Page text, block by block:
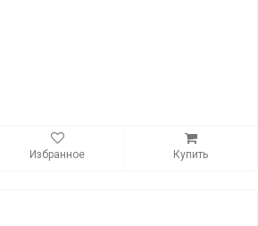
Избранное Купить